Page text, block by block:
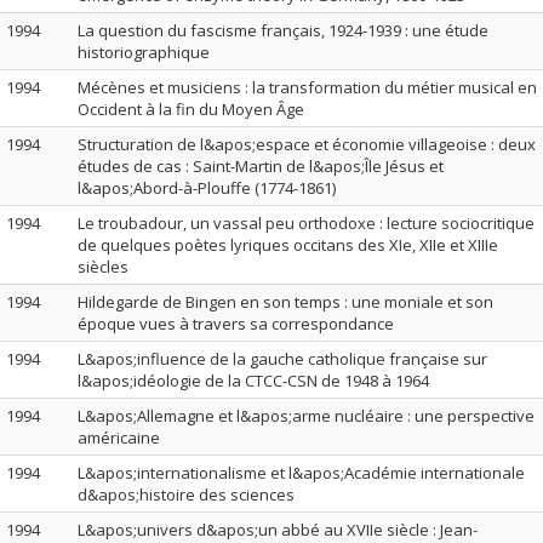
1994
La question du fascisme français, 1924-1939 : une étude
historiographique
1994
Mécènes et musiciens : la transformation du métier musical en
Occident à la fin du Moyen Âge
1994
Structuration de l&apos;espace et économie villageoise : deux
études de cas : Saint-Martin de l&apos;Île Jésus et
l&apos;Abord-à-Plouffe (1774-1861)
1994
Le troubadour, un vassal peu orthodoxe : lecture sociocritique
de quelques poètes lyriques occitans des XIe, XIIe et XIIIe
siècles
1994
Hildegarde de Bingen en son temps : une moniale et son
époque vues à travers sa correspondance
1994
L&apos;influence de la gauche catholique française sur
l&apos;idéologie de la CTCC-CSN de 1948 à 1964
1994
L&apos;Allemagne et l&apos;arme nucléaire : une perspective
américaine
1994
L&apos;internationalisme et l&apos;Académie internationale
d&apos;histoire des sciences
1994
L&apos;univers d&apos;un abbé au XVIIe siècle : Jean-